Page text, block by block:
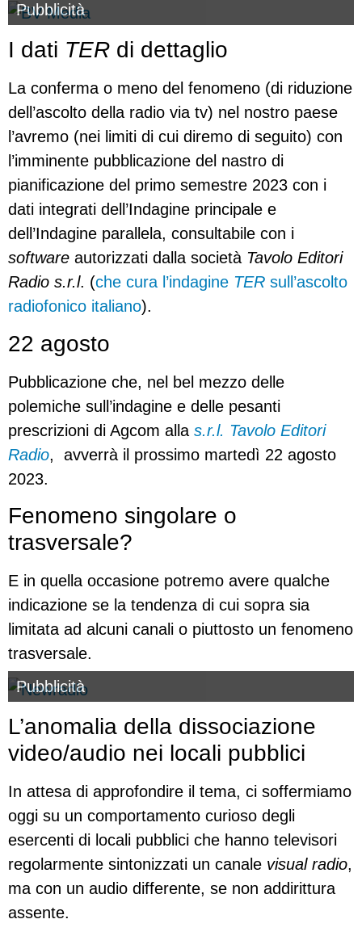
Pubblicità
I dati TER di dettaglio
La conferma o meno del fenomeno (di riduzione
dell’ascolto della radio via tv) nel nostro paese
l’avremo (nei limiti di cui diremo di seguito) con
l’imminente pubblicazione del nastro di
pianificazione del primo semestre 2023 con i
dati integrati dell’Indagine principale e
dell’Indagine parallela, consultabile con i
software autorizzati dalla societàTavolo Editori
Radio s.r.l. (che cura l’indagine TER sull’ascolto
radiofonico italiano).
22 agosto
Pubblicazione che, nel bel mezzo delle
polemiche sull’indagine e delle pesanti
prescrizioni di Agcom alla s.r.l. Tavolo Editori
Radio, avverrà il prossimo martedì 22 agosto
2023.
Fenomeno singolare o
trasversale?
E in quella occasione potremo avere qualche
indicazione se la tendenza di cui sopra sia
limitata ad alcuni canali o piuttosto un fenomeno
trasversale.
Pubblicità
L’anomalia della dissociazione
video/audio nei locali pubblici
In attesa di approfondire il tema, ci soffermiamo
oggi su un comportamento curioso degli
esercenti di locali pubblici che hanno televisori
regolarmente sintonizzati un canale visual radio,
ma con un audio differente, se non addirittura
assente.